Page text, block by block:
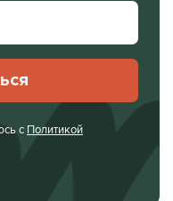
с Политикой